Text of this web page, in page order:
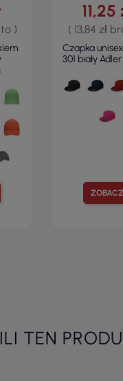
)
ZOBACZ
11,25
( 13,84 zł
Czapka
301 biały
TEN